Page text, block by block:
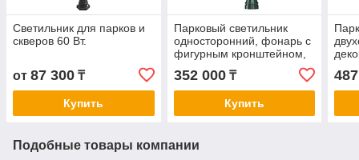
Светильник для парков и
скверов 60 Вт.
от 87 300 ₸
Купить
Парковый светильник
односторонний, фонарь с
фигурным кронштейном,
уличный светильник с
плафоном
352 000₸
Купить
Подобные товары компании